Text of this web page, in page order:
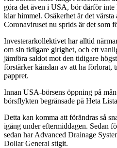
göra det även i USA, bör därför
klar himmel. Osäkerhet är det
Coronaviruset nu sprids är det som
Investerarkollektivet har alltid
om sin tidigare girighet, och ett
jämföra saldot mot den tidigare
förstärker känslan av att ha förlorat,
pappret.
Innan USA-börsens öppning på
börsflykten begränsade på Heta
Detta kan komma att förändras så
igång under eftermiddagen. Sedan
sedan har Advanced Drainage
Dollar General stigit.